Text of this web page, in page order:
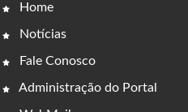
Home
Notícias
Fale Conosco
Administração do Portal